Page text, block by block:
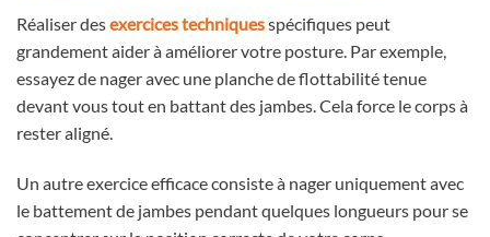
Réaliser desexercices techniquesspécifiques peut
grandement aider à améliorer votre posture. Par exemple,
essayez de nager avec une planche de flottabilité tenue
devant vous tout en battant des jambes. Cela force le corps à
rester aligné.
Un autre exercice efficace consiste à nager uniquement avec
le battement de jambes pendant quelques longueurs pour se